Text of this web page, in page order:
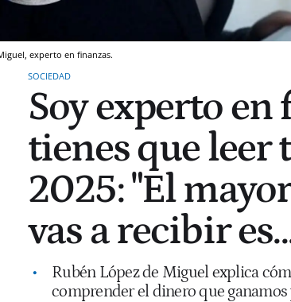
experto en finanzas.
SOCIEDAD
Soy experto en
tienes que leer
2025: "El
vas a recibir
Rubén López de Miguel explica
comprender el dinero que ganamos